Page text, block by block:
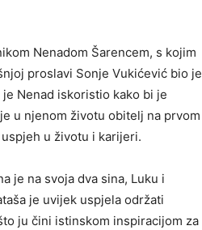
Nenadom Šarencem, s kojim
proslavi Sonje Vukićević bio je
Nenad iskoristio kako bi je
u njenom životu obitelj na prvom
u životu i karijeri.
je na svoja dva sina, Luku i
je uvijek uspjela održati
ju čini istinskom inspiracijom za